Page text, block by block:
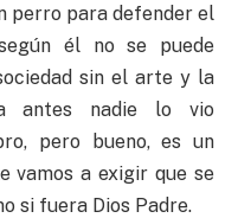
perro para defender el
él no se puede
sin el arte y la
antes nadie lo vio
pero bueno, es un
vamos a exigir que se
si fuera Dios Padre.